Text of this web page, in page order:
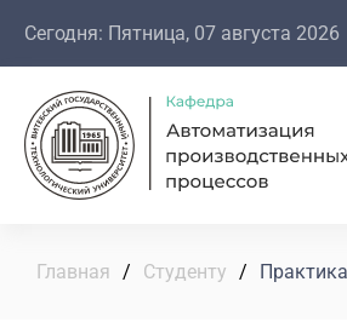
Сегодня: Пятница, 07 августа 2026
Главная / Студенту / Практика